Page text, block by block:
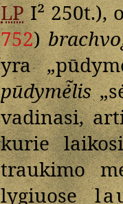
LPI² 250t.),
752)
yra
pūdymė̃lis
vadinasi,
kurie
traukimo
lygiuose